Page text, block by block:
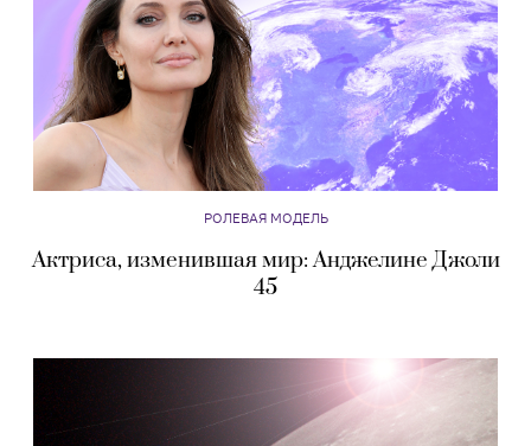
РОЛЕВАЯ МОДЕЛЬ
Актриса, изменившая мир: Анджелине Джоли
45